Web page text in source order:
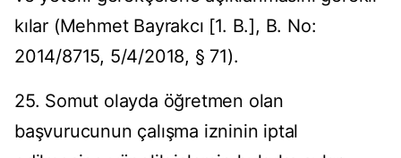
kılar (Mehmet Bayrakcı [1. B.], B. No:
2014/8715, 5/4/2018, § 71).
25. Somut olayda öğretmen olan
başvurucunun çalışma izninin iptal